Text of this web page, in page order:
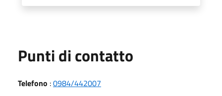
Punti di contatto
Telefono :0984/442007